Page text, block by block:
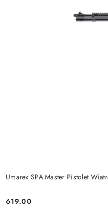
Umarex SPA Master Pistolet
Cena:
619.00